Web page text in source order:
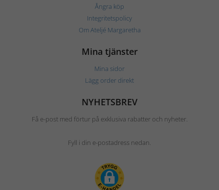
Ångra köp
Integritetspolicy
Om Ateljé Margaretha
Mina tjänster
Mina sidor
Lägg order direkt
NYHETSBREV
Få e-post med förtur på exklusiva rabatter och nyheter.
Fyll i din e-postadress nedan.